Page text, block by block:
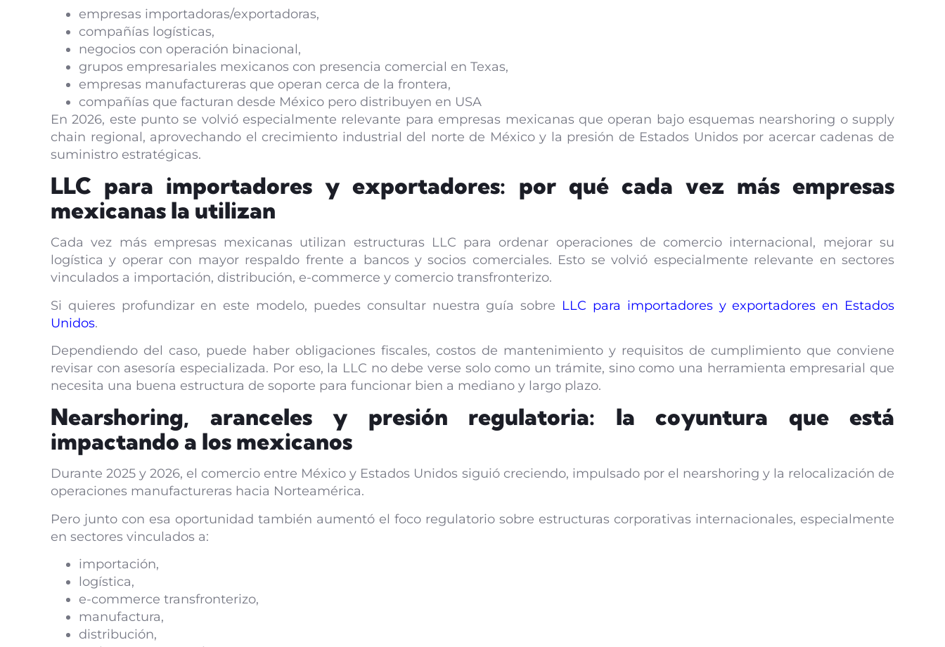
empresas importadoras/exportadoras,
compañías logísticas,
negocios con operación binacional,
grupos empresariales mexicanos con presencia comercial en Texas,
empresas manufactureras que operan cerca de la frontera,
compañías que facturan desde México pero distribuyen en USA
En 2026, este punto se volvió especialmente relevante para empresas mexicanas que operan bajo esquemas nearshoring o supply
chain regional, aprovechando el crecimiento industrial del norte de México y la presión de Estados Unidos por acercar cadenas de
suministro estratégicas.
LLC para importadores y exportadores: por qué cada vez más empresas
mexicanas la utilizan
Cada vez más empresas mexicanas utilizan estructuras LLC para ordenar operaciones de comercio internacional, mejorar su
logística y operar con mayor respaldo frente a bancos y socios comerciales. Esto se volvió especialmente relevante en sectores
vinculados a importación, distribución, e-commerce y comercio transfronterizo.
Si quieres profundizar en este modelo, puedes consultar nuestra guía sobre LLC para importadores y exportadores en Estados
Unidos.
Dependiendo del caso, puede haber obligaciones fiscales, costos de mantenimiento y requisitos de cumplimiento que conviene
revisar con asesoría especializada. Por eso, la LLC no debe verse solo como un trámite, sino como una herramienta empresarial que
necesita una buena estructura de soporte para funcionar bien a mediano y largo plazo.
Nearshoring, aranceles y presión regulatoria: la coyuntura que está
impactando a los mexicanos
Durante 2025 y 2026, el comercio entre México y Estados Unidos siguió creciendo, impulsado por el nearshoring y la relocalización de
operaciones manufactureras hacia Norteamérica.
Pero junto con esa oportunidad también aumentó el foco regulatorio sobre estructuras corporativas internacionales, especialmente
en sectores vinculados a:
importación,
logística,
e-commerce transfronterizo,
manufactura,
distribución,